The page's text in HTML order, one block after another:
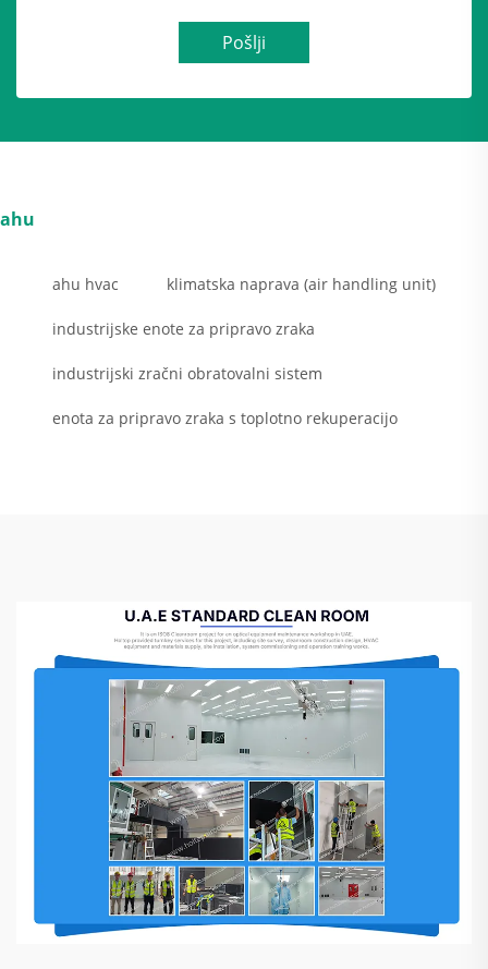
Pošlji
ahu
ahu hvac klimatska naprava (air handling unit)
industrijske enote za pripravo zraka
industrijski zračni obratovalni sistem
enota za pripravo zraka s toplotno rekuperacijo